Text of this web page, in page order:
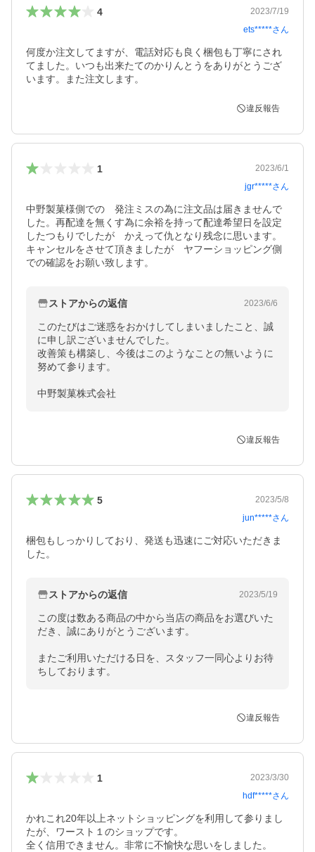
4
2023/7/19
ets*****さん
何度か注文してますが、電話対応も良く梱包も丁寧にされ
てました。いつも出来たてのかりんとうをありがとうござ
います。また注文します。
違反報告
1
2023/6/1
jgr*****さん
中野製菓様側での　発注ミスの為に注文品は届きませんで
した。再配達を無くす為に余裕を持って配達希望日を設定
したつもりでしたが　かえって仇となり残念に思います。
キャンセルをさせて頂きましたが　ヤフーショッピング側
での確認をお願い致します。
ストアからの返信 2023/6/6
このたびはご迷惑をおかけしてしまいましたこと、誠
に申し訳ございませんでした。
改善策も構築し、今後はこのようなことの無いように
努めて参ります。
中野製菓株式会社
違反報告
5
2023/5/8
jun*****さん
梱包もしっかりしており、発送も迅速にご対応いただきま
した。
ストアからの返信 2023/5/19
この度は数ある商品の中から当店の商品をお選びいた
だき、誠にありがとうございます。
またご利用いただける日を、スタッフ一同心よりお待
ちしております。
違反報告
1
2023/3/30
hdf*****さん
かれこれ20年以上ネットショッピングを利用して参りまし
たが、ワースト１のショップです。
全く信用できません。非常に不愉快な思いをしました。